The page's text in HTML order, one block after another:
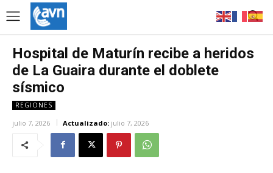
Hospital de Maturín recibe a heridos
de La Guaira durante el doblete
sísmico
REGIONES
julio 7, 2026 Actualizado: julio 7, 2026